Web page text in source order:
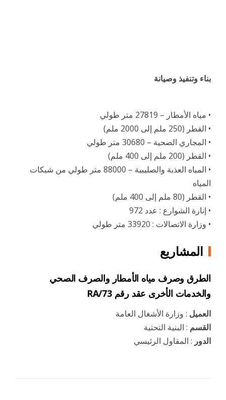
بناء وتنفيذ وصيانة
• مياه الأمطار – 27819 متر طولي
• القطر (250 ملم إلى 2000 ملم)
• المجاري الصحية – 30680 متر طولي
• القطر (200 ملم إلى 400 ملم)
• المياه العذبة والصليبية – 88000 متر طولي من شبكات
المياه
• القطر (80 ملم إلى 400 ملم)
• إنارة الشوارع : عدد 972
• وزارة الاتصالات : 33920 متر طولي
المشاريع
الطرق وصرف مياه الأمطار والصرف الصحي
والخدمات الأخرى عقد رقم RA/73
العميل : وزارة الأشغال العامة
القسم : البنية التحتية
الدور : المقاول الرئيسي